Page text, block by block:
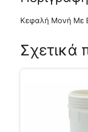
Κεφαλή Μονή Με
Σχετικά